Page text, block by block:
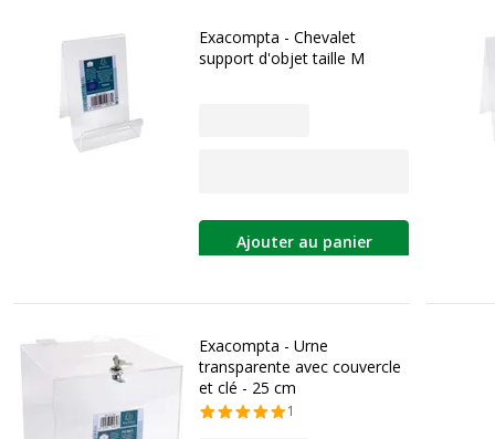
Exacompta - Chevalet
support d'objet taille M
Ajouter au panier
Exacompta - Urne
transparente avec couvercle
et clé - 25 cm
1